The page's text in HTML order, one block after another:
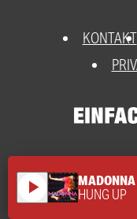
KONTAKT
play_arrow MADONNA
HUNG UP